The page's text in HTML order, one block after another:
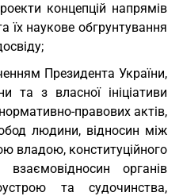
концепцій напрямів
їх наукове обгрунтування
Президента України,
та з власної ініціативи
правових актів,
людини, відносин між
владою, конституційного
органів
та судочинства,